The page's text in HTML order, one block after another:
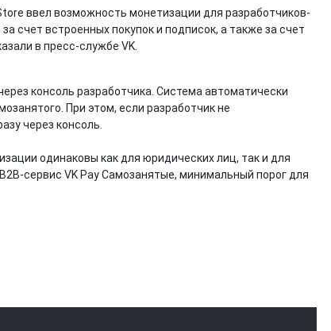
ввел возможность монетизации для разработчиков-
счет встроенных покупок и подписок, а также за счет
в пресс-службе VK.
консоль разработчика. Система автоматически
При этом, если разработчик не
через консоль.
одинаковы как для юридических лиц, так и для
сервис VK Pay Самозанятые, минимальный порог для